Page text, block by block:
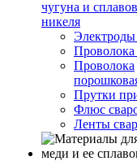
чугуна и
никеля
Проволока
Прутки
Флюс
Ленты